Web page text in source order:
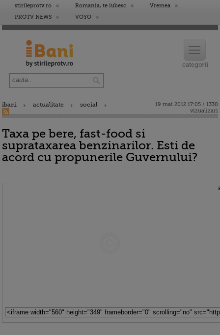
stirileprotv.ro Romania, te iubesc
Vremea
PROTV NEWS
VOYO
ibani actualitate social
19 mai 2012 17:05 / 1330
vizualizari
Taxa pe bere, fast-food si
suprataxarea benzinarilor. Esti de
acord cu propunerile Guvernului?